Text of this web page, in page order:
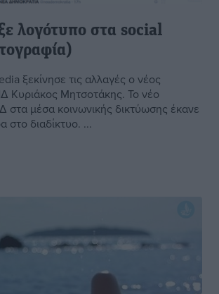
λογότυπο στα social
ξεκίνησε τις αλλαγές ο νέος
Κυριάκος Μητσοτάκης. Το νέο
στα μέσα κοινωνικής δικτύωσης έκανε
στο διαδίκτυο. ...